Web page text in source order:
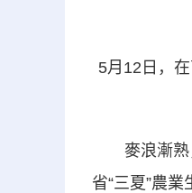
5月12日，
麥浪漸熟，
省“三夏”農業